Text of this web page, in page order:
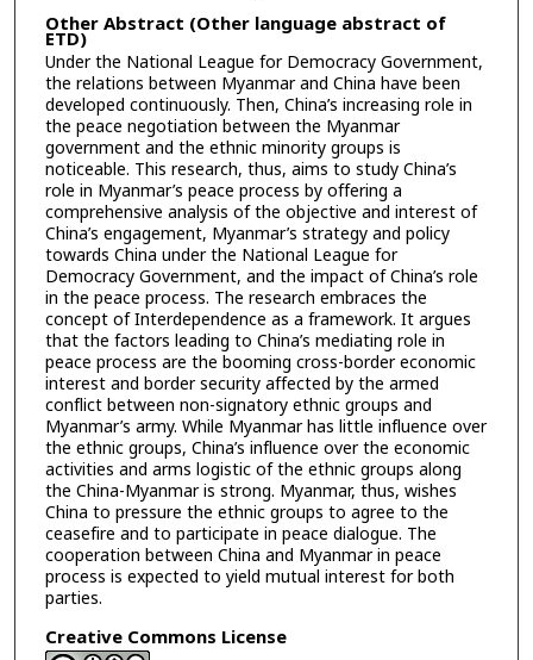
Other Abstract (Other language abstract of
ETD)
Under the National League for Democracy Government,
the relations between Myanmar and China have been
developed continuously. Then, China’s increasing role in
the peace negotiation between the Myanmar
government and the ethnic minority groups is
noticeable. This research, thus, aims to study China’s
role in Myanmar’s peace process by offering a
comprehensive analysis of the objective and interest of
China’s engagement, Myanmar’s strategy and policy
towards China under the National League for
Democracy Government, and the impact of China’s role
in the peace process. The research embraces the
concept of Interdependence as a framework. It argues
that the factors leading to China’s mediating role in
peace process are the booming cross-border economic
interest and border security affected by the armed
conflict between non-signatory ethnic groups and
Myanmar’s army. While Myanmar has little influence over
the ethnic groups, China’s influence over the economic
activities and arms logistic of the ethnic groups along
the China-Myanmar is strong. Myanmar, thus, wishes
China to pressure the ethnic groups to agree to the
ceasefire and to participate in peace dialogue. The
cooperation between China and Myanmar in peace
process is expected to yield mutual interest for both
parties.
Creative Commons License